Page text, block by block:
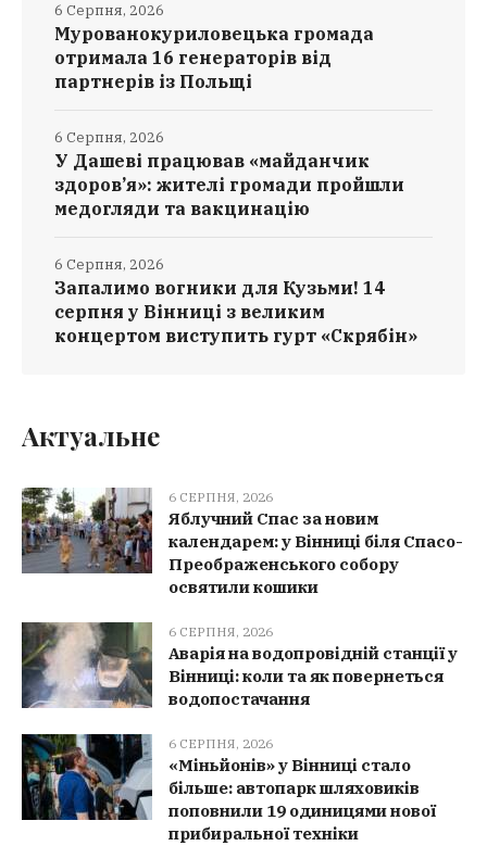
Мурованокуриловецька громада
отримала 16 генераторів від
партнерів із Польщі
6 Серпня, 2026
У Дашеві працював «майданчик
здоров’я»: жителі громади пройшли
медогляди та вакцинацію
6 Серпня, 2026
Запалимо вогники для Кузьми! 14
серпня у Вінниці з великим
концертом виступить гурт «Скрябін»
6 Серпня, 2026
Актуальне
6 СЕРПНЯ, 2026
Яблучний Спас за новим
календарем: у Вінниці біля Спасо-
Преображенського собору
освятили кошики
6 СЕРПНЯ, 2026
Аварія на водопровідній станції у
Вінниці: коли та як повернеться
водопостачання
6 СЕРПНЯ, 2026
«Міньйонів» у Вінниці стало
більше: автопарк шляховиків
поповнили 19 одиницями нової
прибиральної техніки